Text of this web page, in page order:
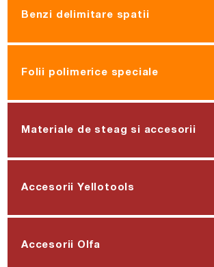
Benzi delimitare spatii
Folii polimerice speciale
Materiale de steag si accesorii
Accesorii Yellotools
Accesorii Olfa